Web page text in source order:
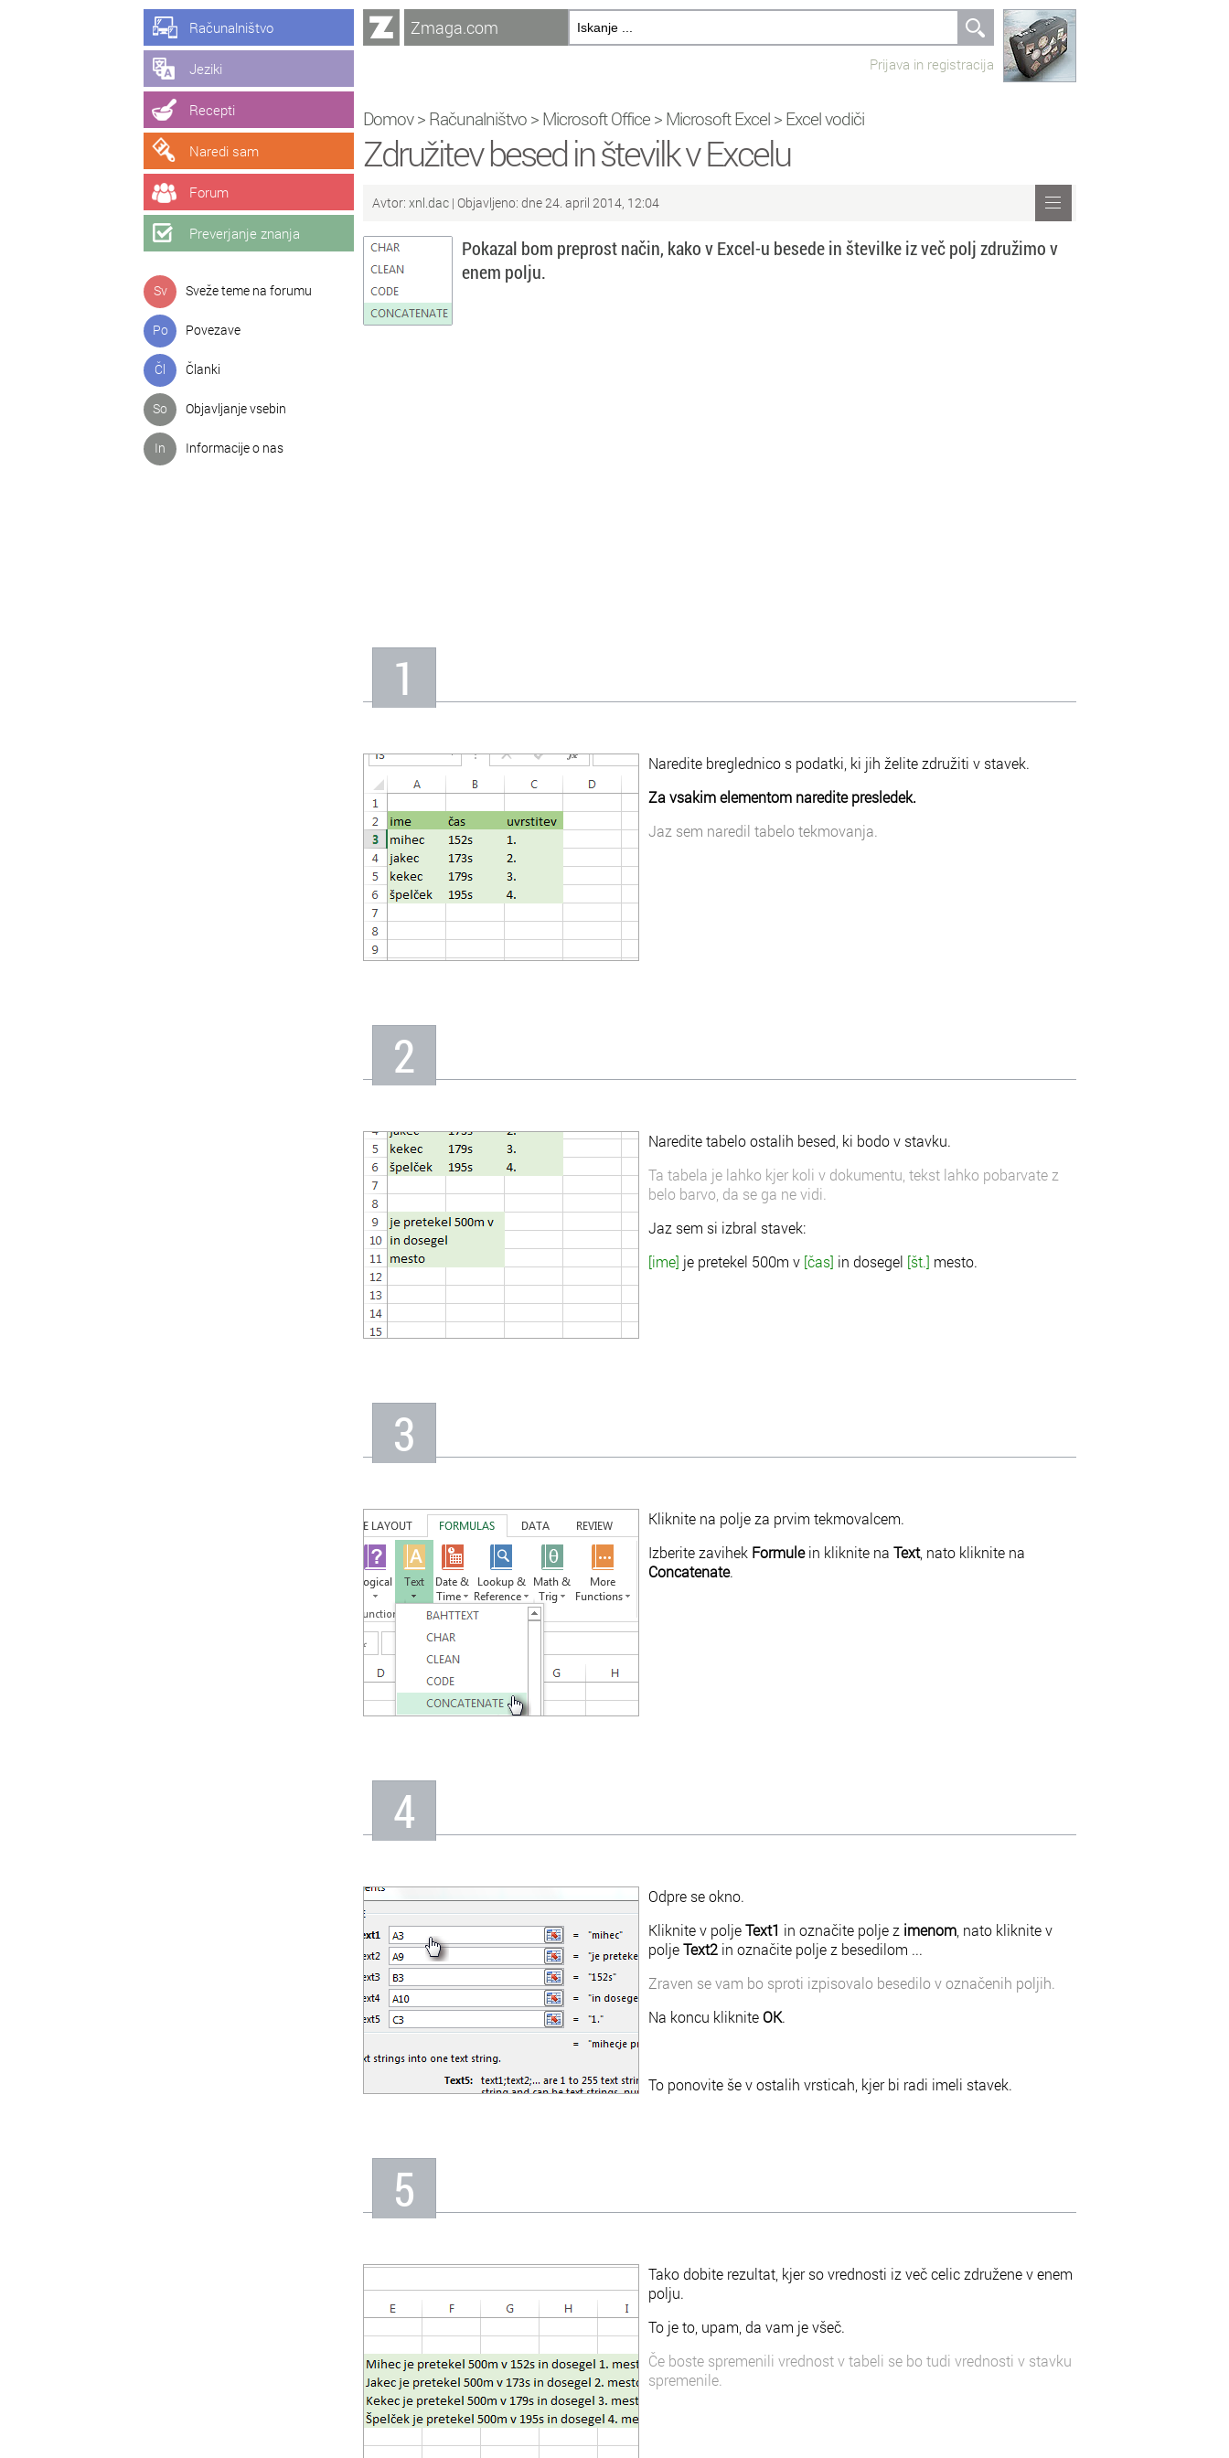
Računalništvo
Jeziki
Recepti
Naredi sam
Forum
Preverjanje znanja
Sv Sveže teme na forumu
Po Povezave
Čl Članki
So Objavljanje vsebin
In Informacije o nas
Zmaga.com
Prijava in registracija
Domov> Računalništvo > Microsoft Office > Microsoft Excel > Excel vodiči
Združitev besed in številk v Excelu
Avtor: xnl.dac | Objavljeno: dne 24. april 2014, 12:04
Pokazal bom preprost način, kako v Excel-u besede in številke iz več polj združimo v
enem polju.
1
Naredite breglednico s podatki, ki jih želite združiti v stavek.
Za vsakim elementom naredite presledek.
Jaz sem naredil tabelo tekmovanja.
2
Naredite tabelo ostalih besed, ki bodo v stavku.
Ta tabela je lahko kjer koli v dokumentu, tekst lahko pobarvate z
belo barvo, da se ga ne vidi.
Jaz sem si izbral stavek:
[ime] je pretekel 500m v [čas] in dosegel [št.] mesto.
3
Kliknite na polje za prvim tekmovalcem.
Izberite zavihek Formulein kliknite na Text, nato kliknite na
Concatenate.
4
Odpre se okno.
Kliknite v poljeText1 in označite polje z imenom , nato kliknite v
poljeText2 in označite polje z besedilom ...
Zraven se vam bo sproti izpisovalo besedilo v označenih poljih.
Na koncu kliknite OK.
To ponovite še v ostalih vrsticah, kjer bi radi imeli stavek.
5
Tako dobite rezultat, kjer so vrednosti iz več celic združene v enem
polju.
To je to, upam, da vam je všeč.
Če boste spremenili vrednost v tabeli se bo tudi vrednosti v stavku
spremenile.